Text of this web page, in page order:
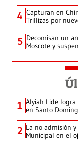
4 Capturan en
Trillizas por
5 Decomisan un
Moscote y
1 Alyiah Lide logra
en Santo
2 La no admisión
Municipal en el